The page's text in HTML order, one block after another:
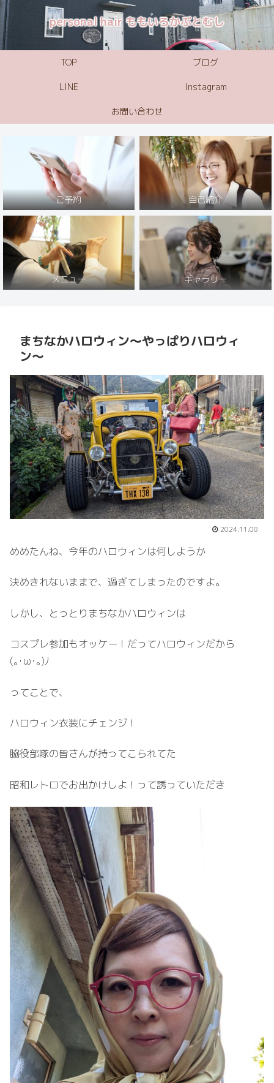
personal hair ももいろかぶとむし
TOP ブログ
LINE Instagram
お問い合わせ
ご予約 自己紹介
メニュー ギャラリー
まちなかハロウィン〜やっぱりハロウィ
ン〜
2024.11.08
めめたんね、今年のハロウィンは何しようか
決めきれないままで、過ぎてしまったのですよ。
しかし、とっとりまちなかハロウィンは
コスプレ参加もオッケー！だってハロウィンだから
(⁠｡⁠･⁠ω⁠･⁠｡⁠)⁠ﾉ⁠
ってことで、
ハロウィン衣装にチェンジ！
脇役部隊の皆さんが持ってこられてた
昭和レトロでお出かけしよ！って誘っていただき